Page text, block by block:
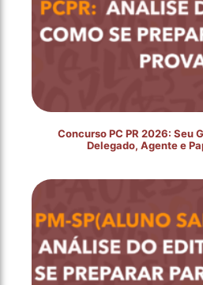
Concurso PC PR 2026: Seu
Delegado, Agente e